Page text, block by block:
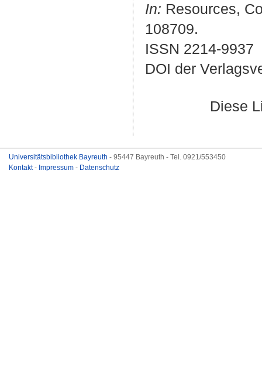
In: Resources,
108709.
ISSN 2214-9937
DOI der
Diese
Universitätsbibliothek Bayreuth - 95447 Bayreuth - Tel. 0921/553450
Kontakt- Impressum - Datenschutz